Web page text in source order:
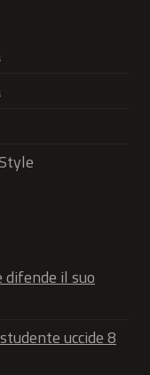
il suo
uccide 8